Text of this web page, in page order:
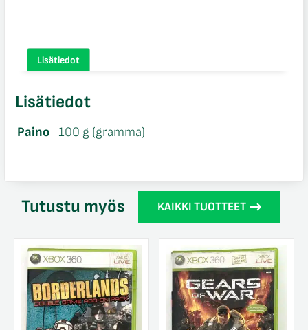
Lisätiedot
Lisätiedot
Paino 100 g (gramma)
Tutustu myös KAIKKI TUOTTEET